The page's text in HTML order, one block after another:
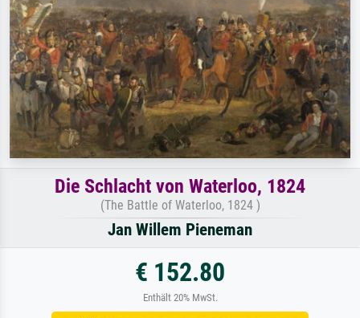
Die Schlacht von Waterloo, 1824
(The Battle of Waterloo, 1824 )
Jan Willem Pieneman
€ 152.80
Enthält 20% MwSt.